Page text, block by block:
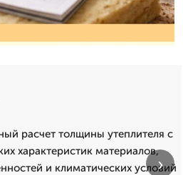
расчет толщины утеплителя с
характеристик материалов,
и климатических условий
›